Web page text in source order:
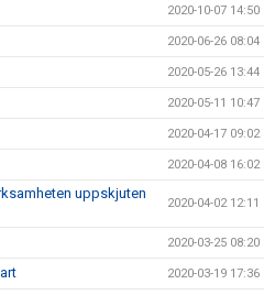
2020-10-07 14:50
2020-06-26 08:04
2020-05-26 13:44
2020-05-11 10:47
2020-04-17 09:02
2020-04-08 16:02
uppskjuten
2020-04-02 12:11
2020-03-25 08:20
2020-03-19 17:36